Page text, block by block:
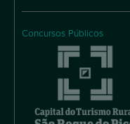
Concursos Públicos